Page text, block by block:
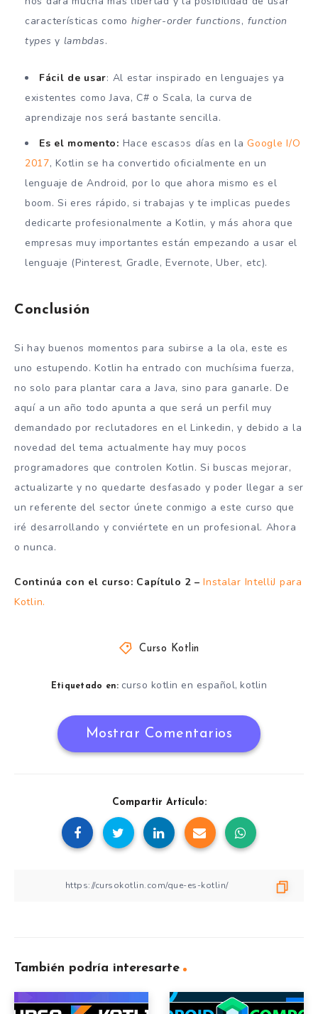
características como higher-order functions, function
types y lambdas.
Fácil de usar: Al estar inspirado en lenguajes ya
existentes como Java, C# o Scala, la curva de
aprendizaje nos será bastante sencilla.
Es el momento: Hace escasos días en laGoogle I/O
2017, Kotlin se ha convertido oficialmente en un
lenguaje de Android, por lo que ahora mismo es el
boom. Si eres rápido, si trabajas y te implicas puedes
dedicarte profesionalmente a Kotlin, y más ahora que
empresas muy importantes están empezando a usar el
lenguaje (Pinterest, Gradle, Evernote, Uber, etc).
Conclusión
Si hay buenos momentos para subirse a la ola, este es
uno estupendo. Kotlin ha entrado con muchísima fuerza,
no solo para plantar cara a Java, sino para ganarle. De
aquí a un año todo apunta a que será un perfil muy
demandado por reclutadores en el Linkedin, y debido a la
novedad del tema actualmente hay muy pocos
programadores que controlen Kotlin. Si buscas mejorar,
actualizarte y no quedarte desfasado y poder llegar a ser
un referente del sector únete conmigo a este curso que
iré desarrollando y conviértete en un profesional. Ahora
o nunca.
Continúa con el curso: Capítulo 2 – Instalar IntelliJ para
Kotlin.
Curso Kotlin
Etiquetado en: curso kotlin en español,kotlin
Mostrar Comentarios
Compartir Artículo:
También podría interesarte